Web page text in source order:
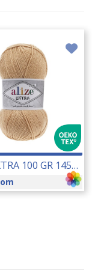
ALIZE EXTRA 100 GR 14561